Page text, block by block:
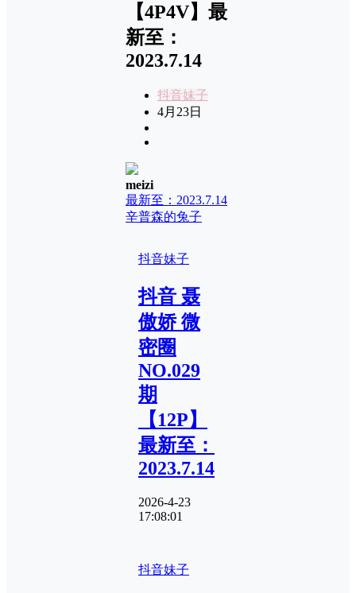
【4P4V】最
新至：
2023.7.14
抖音妹子
4月23日
meizi
最新至：2023.7.14
辛普森的兔子
抖音妹子
抖音 聂
傲娇 微
密圈
NO.029
期
【12P】
最新至：
2023.7.14
2026-4-23
17:08:01
抖音妹子